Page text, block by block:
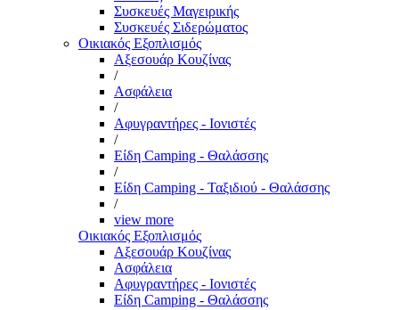
Συσκευές Μαγειρικής
Συσκευές Σιδερώματος
Οικιακός Εξοπλισμός
Αξεσουάρ Κουζίνας
/
Ασφάλεια
/
Αφυγραντήρες - Ιονιστές
/
Είδη Camping - Θαλάσσης
/
Είδη Camping - Ταξιδιού - Θαλάσσης
/
view more
Οικιακός Εξοπλισμός
Αξεσουάρ Κουζίνας
Ασφάλεια
Αφυγραντήρες - Ιονιστές
Είδη Camping - Θαλάσσης